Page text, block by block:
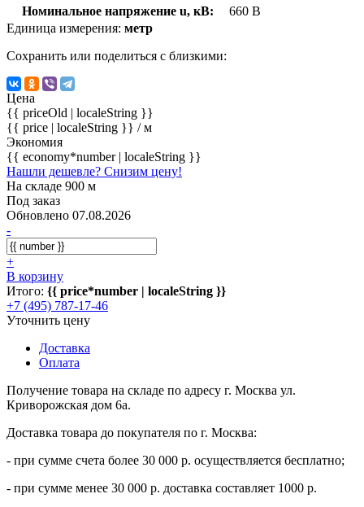
Номинальное напряжение u, кВ:
660 В
Единица измерения: метр
Сохранить или поделиться с близкими:
Цена
{{ priceOld | localeString }}
{{ price | localeString }} / м
Экономия
{{ economy*number | localeString }}
Нашли дешевле? Снизим цену!
На складе 900 м
Под заказ
Обновлено 07.08.2026
-
+
В корзину
Итого: {{ price*number | localeString }}
+7 (495) 787-17-46
Уточнить цену
Доставка
Оплата
Получение товара на складе по адресу г. Москва ул.
Криворожская дом 6а.
Доставка товара до покупателя по г. Москва:
- при сумме счета более 30 000 р. осуществляется бесплатно;
- при сумме менее 30 000 р. доставка составляет 1000 р.